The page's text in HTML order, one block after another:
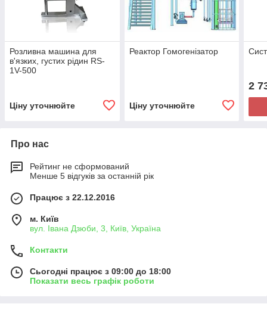
Розливна машина для
в'язких, густих рідин RS-
1V-500
Ціну уточнюйте
Реактор Гомогенізатор
Ціну уточнюйте
2
Про нас
Рейтинг не сформований
Менше 5 відгуків за останній рік
Працює з 22.12.2016
м. Київ
вул. Івана Дзюби, 3, Київ, Україна
Контакти
Сьогодні працює з 09:00 до 18:00
Показати весь графік роботи